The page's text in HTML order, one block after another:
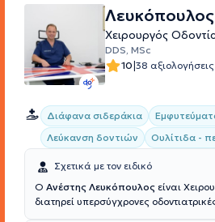
Χειρουργός
DDS, MSc
10|38 αξιολογήσεις
Διάφανα σιδεράκια
Λεύκανση δοντιών
Ουλίτιδα -
Σχετικά με τον ειδικό
Ο Ανέστης Λευκόπουλος είναι
διατηρεί υπερσύγχρονες